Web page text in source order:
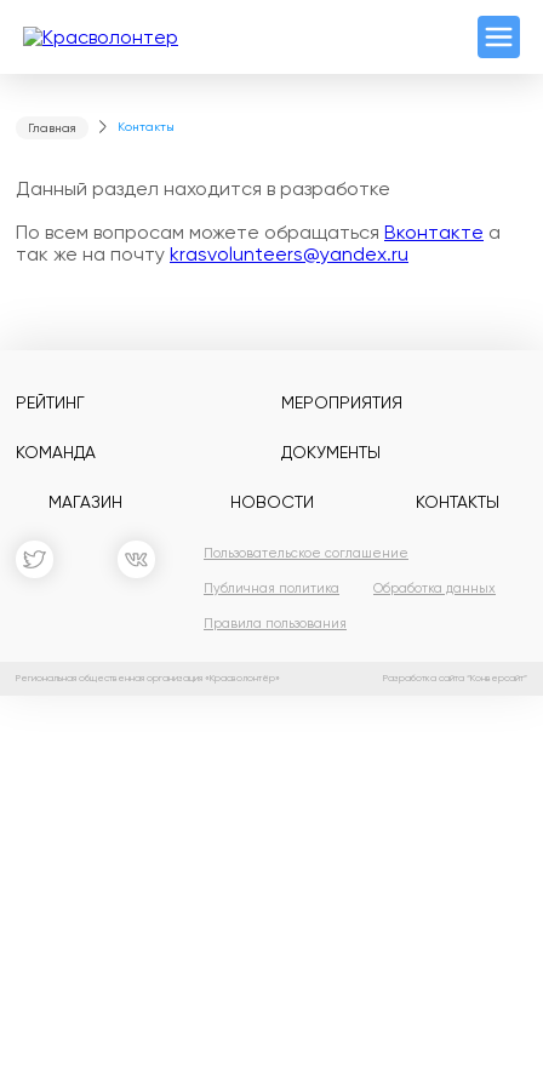
Главная Контакты
Данный раздел находится в разработке
По всем вопросам можете обращаться Вконтакте а
так же на почту krasvolunteers@yandex.ru
РЕЙТИНГ МЕРОПРИЯТИЯ
КОМАНДА ДОКУМЕНТЫ
МАГАЗИН НОВОСТИ КОНТАКТЫ
Пользовательское соглашение
Публичная политика Обработка данных
Правила пользования
Региональная общественная организация «Красволонтёр» Разработка сайта “Конверсайт”